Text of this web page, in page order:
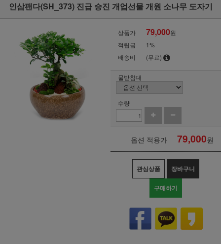
인삼팬다(SH_373) 진급 승진 개업선물 개원 소나무 도자기
상품가 79,000원
적립금
1%
배송비
(무료)
물받침대
수량
옵션 적용가 79,000원
관심상품 장바구니
구매하기